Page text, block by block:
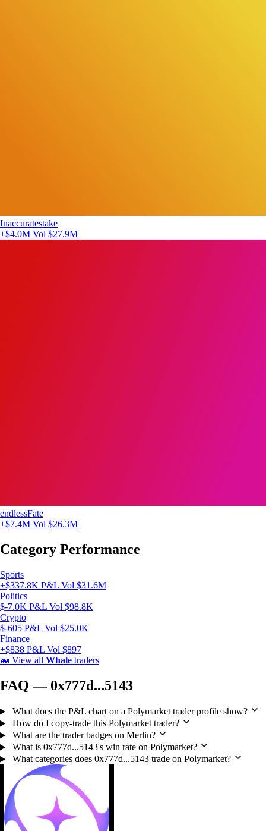
Inaccuratestake
+$4.0M Vol $27.9M
endlessFate
+$7.4M Vol $26.3M
Category Performance
Sports
+$337.8K P&L Vol $31.6M
Politics
$-7.0K P&L Vol $98.8K
Crypto
$-605 P&L Vol $25.0K
Finance
+$838 P&L Vol $897
🐋 View all Whale traders
FAQ — 0x777d...5143
What does the P&L chart on a Polymarket trader profile show?
How do I copy-trade this Polymarket trader?
What are the trader badges on Merlin?
What is 0x777d...5143's win rate on Polymarket?
What categories does 0x777d...5143 trade on Polymarket?